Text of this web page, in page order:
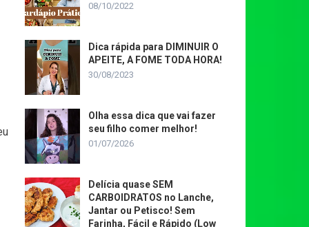
08/10/2022
Dica rápida para DIMINUIR O
APEITE, A FOME TODA HORA!
30/08/2023
Olha essa dica que vai fazer
seu filho comer melhor!
01/07/2026
Delícia quase SEM
CARBOIDRATOS no Lanche,
Jantar ou Petisco! Sem
Farinha, Fácil e Rápido (Low